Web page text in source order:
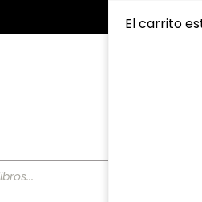
El carrito